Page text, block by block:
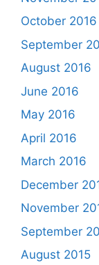
October 2016
September
August 2016
June 2016
May 2016
April 2016
March 2016
December
November
September
August 2015